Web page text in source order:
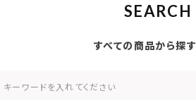
SEARCH
すべての商品から探す